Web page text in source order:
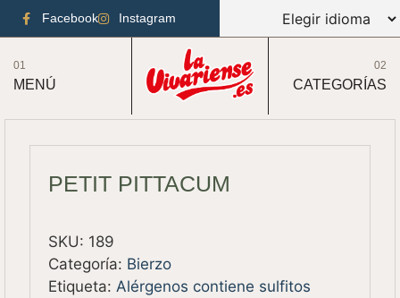
Facebook Instagram
01
MENÚ
02
CATEGORÍAS
PETIT PITTACUM
SKU: 189
Categoría: Bierzo
Etiqueta: Alérgenos contiene sulfitos